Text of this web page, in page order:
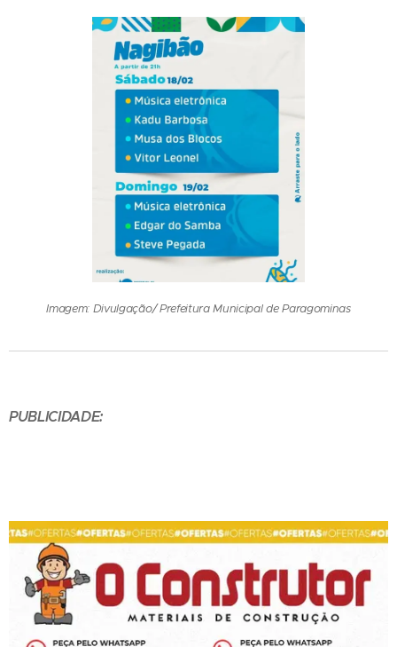
Imagem: Divulgação/ Prefeitura Municipal de Paragominas
PUBLICIDADE: